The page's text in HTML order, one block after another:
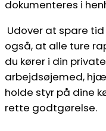
dokumenteres i
Udover at spare
også, at alle ture
du kører i din
arbejdsøjemed,
holde styr på dine
rette godtgørelse.